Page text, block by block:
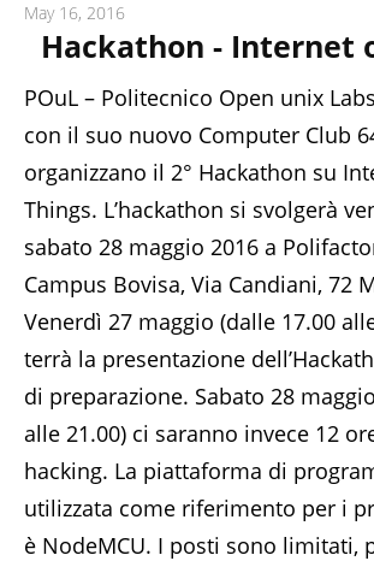
May 16, 2016
Hackathon - Internet
POuL – Politecnico Open unix
con il suo nuovo Computer Club
organizzano il 2° Hackathon su
Things. L’hackathon si svolgerà
sabato 28 maggio 2016 a
Campus Bovisa, Via Candiani, 72
Venerdì 27 maggio (dalle 17.00
terrà la presentazione
di preparazione. Sabato 28
alle 21.00) ci saranno invece 12
hacking. La piattaforma di
utilizzata come riferimento per i
è NodeMCU. I posti sono limitati,